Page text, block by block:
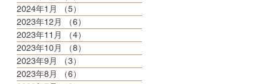
2024年1月
（5）
2023年12月
（6）
2023年11月
（4）
2023年10月
（8）
2023年9月
（3）
2023年8月
（6）